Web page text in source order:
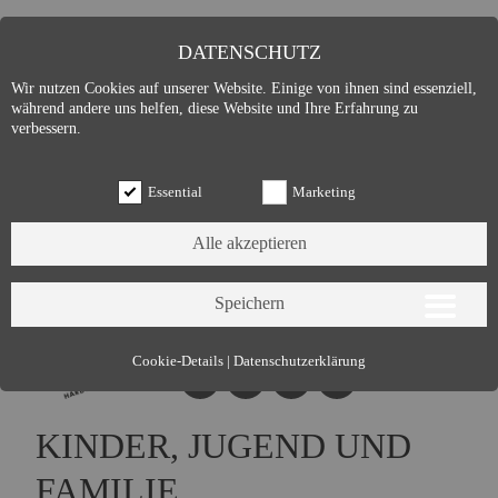
KINDER, JUGEND UND
DATENSCHUTZ
Wir nutzen Cookies auf unserer Website. Einige von ihnen sind essenziell,
während andere uns helfen, diese Website und Ihre Erfahrung zu
verbessern.
Essential Marketing
Essential (3)
Name:
Cookie Hinweis
Cookies:
allowCookie
Cookie-Details | Datenschutzerklärung